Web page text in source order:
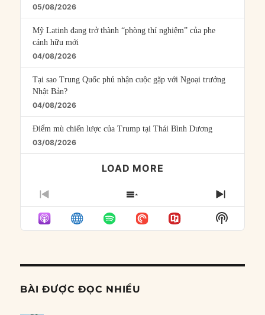
05/08/2026
Mỹ Latinh đang trở thành “phòng thí nghiệm” của phe
cánh hữu mới
04/08/2026
Tại sao Trung Quốc phủ nhận cuộc gặp với Ngoại trưởng
Nhật Bản?
04/08/2026
Điểm mù chiến lược của Trump tại Thái Bình Dương
03/08/2026
LOAD MORE
PREVIOUS
EPISODE
SHOW
EPISODES
LIST
NEXT
Show
Podcast
BÀI ĐƯỢC ĐỌC NHIỀU